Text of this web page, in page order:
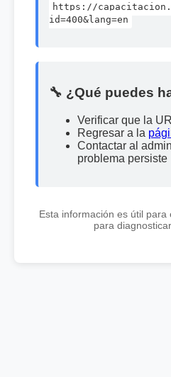
https://
id=400&lang=en
🔧 ¿Qué puedes
Verificar que la
Regresar a la
Contactar al
problema persiste
Esta información es útil
para